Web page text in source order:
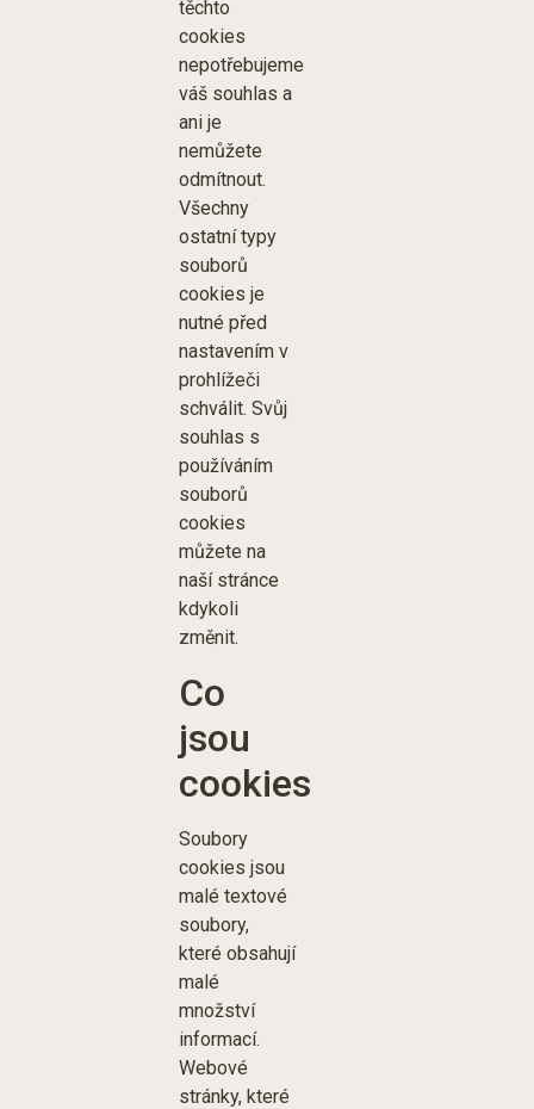
těchto
cookies
nepotřebujeme
váš souhlas a
ani je
nemůžete
odmítnout.
Všechny
ostatní typy
souborů
cookies je
nutné před
nastavením v
prohlížeči
schválit. Svůj
souhlas s
používáním
souborů
cookies
můžete na
naší stránce
kdykoli
změnit.
Co
jsou
cookies
Soubory
cookies jsou
malé textové
soubory,
které obsahují
malé
množství
informací.
Webové
stránky, které